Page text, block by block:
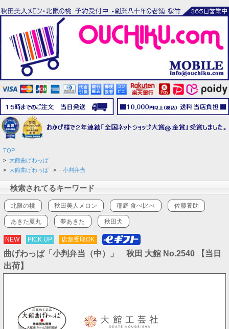
TOP
> 大館曲げわっぱ
> 大館曲げわっぱ > - 小判弁当
検索されてるキーワード
北限の桃 秋田美人メロン 稲庭 食べ比べ 佐藤養助
あきた夏丸 夢あきた 秋田犬
NEW PICK UP 店舗受取OK
曲げわっぱ「小判弁当（中）」 秋田 大館 No.2540 【当日
出荷】